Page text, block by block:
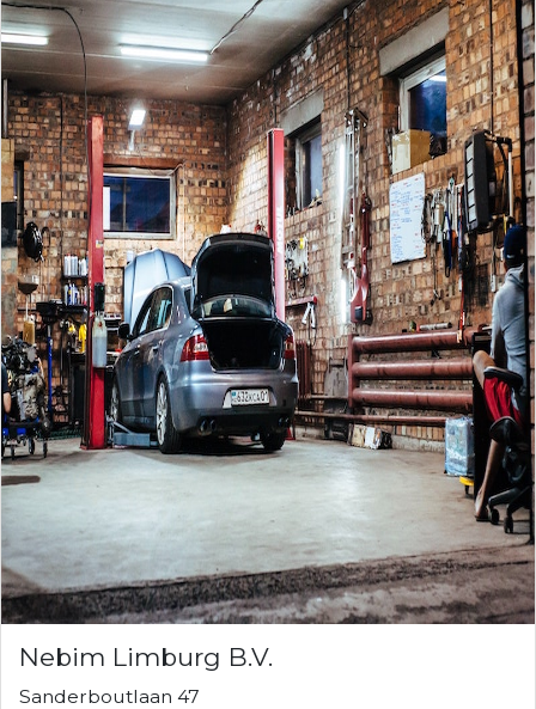
Nebim Limburg B.V.
Sanderboutlaan 47